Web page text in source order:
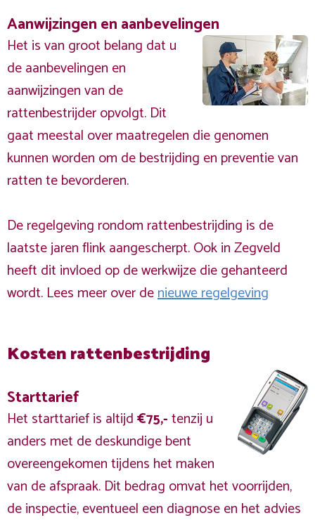
Aanwijzingen en aanbevelingen
Het is van groot belang dat u
de aanbevelingen en
aanwijzingen van de
rattenbestrijder opvolgt. Dit
gaat meestal over maatregelen die genomen
kunnen worden om de bestrijding en preventie van
ratten te bevorderen.
De regelgeving rondom rattenbestrijding is de
laatste jaren flink aangescherpt. Ook in Zegveld
heeft dit invloed op de werkwijze die gehanteerd
wordt. Lees meer over denieuwe regelgeving
Kosten rattenbestrijding
Starttarief
Het starttarief is altijd€75,-tenzij u
anders met de deskundige bent
overeengekomen tijdens het maken
van de afspraak. Dit bedrag omvat het voorrijden,
de inspectie, eventueel een diagnose en het advies